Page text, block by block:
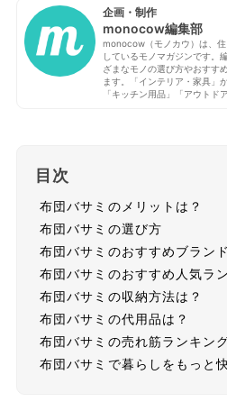
企画・制作
monocow編集部
monocow（モノカウ）は、
しているモノマガジンです。
ざまなモノの選び方やおすす
ます。「インテリア・家具」
「キッチン用品」「アウトド
目次
布団バサミのメリットは？
布団バサミの選び方
布団バサミのおすすめブラン
布団バサミのおすすめ人気
布団バサミの収納方法は？
布団バサミの代用品は？
布団バサミの売れ筋ランキン
布団バサミで暮らしをもっと